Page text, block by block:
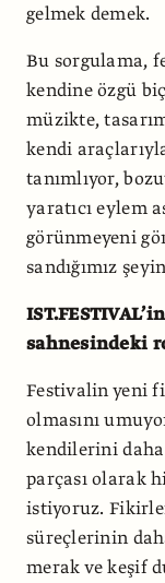
gelmek demek.
Bu sorgulama,
kendine özgü
müzikte,
kendi
tanımlıyor,
yaratıcı eylem
görünmeyeni
sandığımız
sahnesindeki
Festivalin yeni
olmasını
kendilerini
parçası olarak
istiyoruz.
süreçlerinin
merak ve keşif